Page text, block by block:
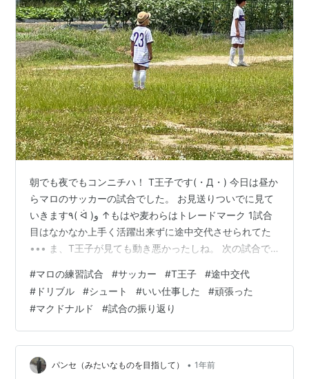
朝でも夜でもコンニチハ！ T王子です(・Д・) 今日は昼か
らマロのサッカーの試合でした。 お見送りついでに見て
いきます٩( ᐛ )و ↑もはや麦わらはトレードマーク 1試合
目はなかなか上手く活躍出来ずに途中交代させられてた
••• ま、T王子が見ても動き悪かったしね。 次の試合で
ンスが！！ 相手からボール奪ってシュートまでしっかり
持っていった！ これはいい仕事しましたな(^｡^) 暑い中よ
く頑張りました！ 帰りにご褒美です♪ 食べたらもう夕
方。 帰ったら試合振り返ろうな(*⁰▿⁰*) では×2
#マロの練習試合 #サッカー #T王子 #途中交代
# ドリブル #シュート #いい仕事した #頑張った
#マクドナルド #試合の振り返り
パンセ（みたいなものを目指して） • 1年前